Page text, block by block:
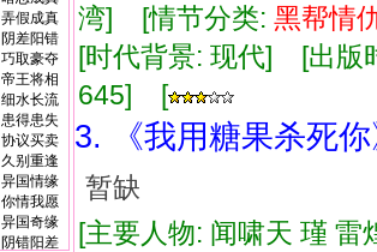
弄假成真
阴差阳错
巧取豪夺
帝王将相
细水长流
患得患失
协议买卖
久别重逢
异国情缘
你情我愿
异国奇缘
阴错阳差
湾] [情节分类: 黑帮情
[时代背景: 现代] [出
645] [
3. 《我用糖果杀死
暂缺
[主要人物: 闻啸天 瑾